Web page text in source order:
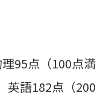
95点（100点満
英語182点（200